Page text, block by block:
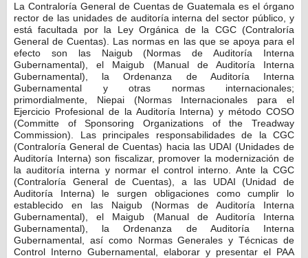
La Contraloría General de Cuentas de Guatemala es el órgano
rector de las unidades de auditoría interna del sector público, y
está facultada por la Ley Orgánica de la CGC (Contraloría
General de Cuentas). Las normas en las que se apoya para el
efecto son las Naigub (Normas de Auditoría Interna
Gubernamental), el Maigub (Manual de Auditoría Interna
Gubernamental), la Ordenanza de Auditoría Interna
Gubernamental y otras normas internacionales;
primordialmente, Niepai (Normas Internacionales para el
Ejercicio Profesional de la Auditoría Interna) y método COSO
(Committe of Sponsoring Organizations of the Treadway
Commission). Las principales responsabilidades de la CGC
(Contraloría General de Cuentas) hacia las UDAI (Unidades de
Auditoría Interna) son fiscalizar, promover la modernización de
la auditoría interna y normar el control interno. Ante la CGC
(Contraloría General de Cuentas), a las UDAI (Unidad de
Auditoría Interna) le surgen obligaciones como cumplir lo
establecido en las Naigub (Normas de Auditoría Interna
Gubernamental), el Maigub (Manual de Auditoría Interna
Gubernamental), la Ordenanza de Auditoría Interna
Gubernamental, así como Normas Generales y Técnicas de
Control Interno Gubernamental, elaborar y presentar el PAA